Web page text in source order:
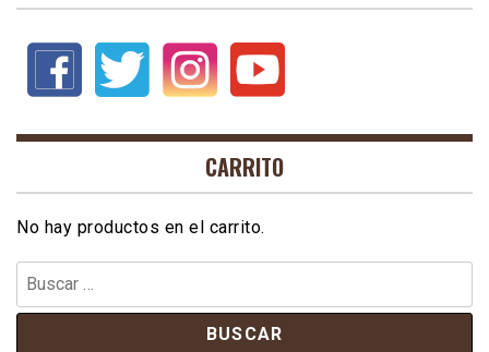
CARRITO
No hay productos en el carrito.
Buscar: